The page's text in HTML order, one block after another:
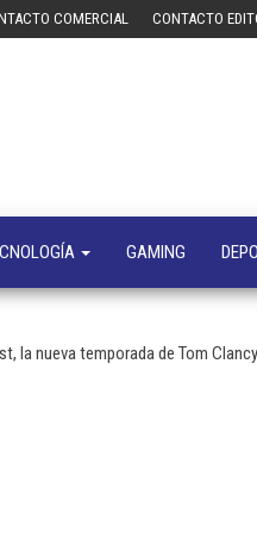
COMERCIAL CONTACTO
GAMING
la nueva temporada de Tom